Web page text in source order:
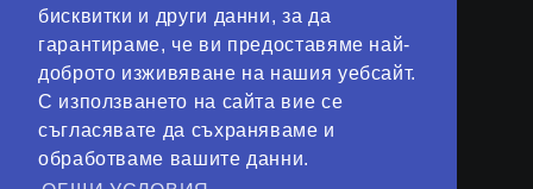
бисквитки и други данни, за да
гарантираме, че ви предоставяме най-
доброто изживяване на нашия уебсайт.
С използването на сайта вие се
съгласявате да съхраняваме и
обработваме вашите данни.
КУЛТУРА
ЛАЙФСТАЙЛ
ТЕХНОЛОГИИ
АНАЛИЗИ